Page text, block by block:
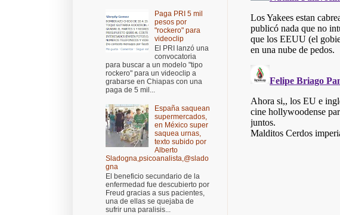
Paga PRI 5 mil
pesos por
"rockero" para
videoclip
El PRI lanzó una
convocatoria
para buscar a un modelo "tipo
rockero" para un videoclip a
grabarse en Chiapas con una
paga de 5 mil...
España saquean
supermercados,
en México super
saquea urnas,
texto subido por
Alberto
Sladogna,psicoanalista,@slado
gna
El beneficio secundario de la
enfermedad fue descubierto por
Freud gracias a sus pacientes,
una de ellas se quejaba de
sufrir una paralisis...